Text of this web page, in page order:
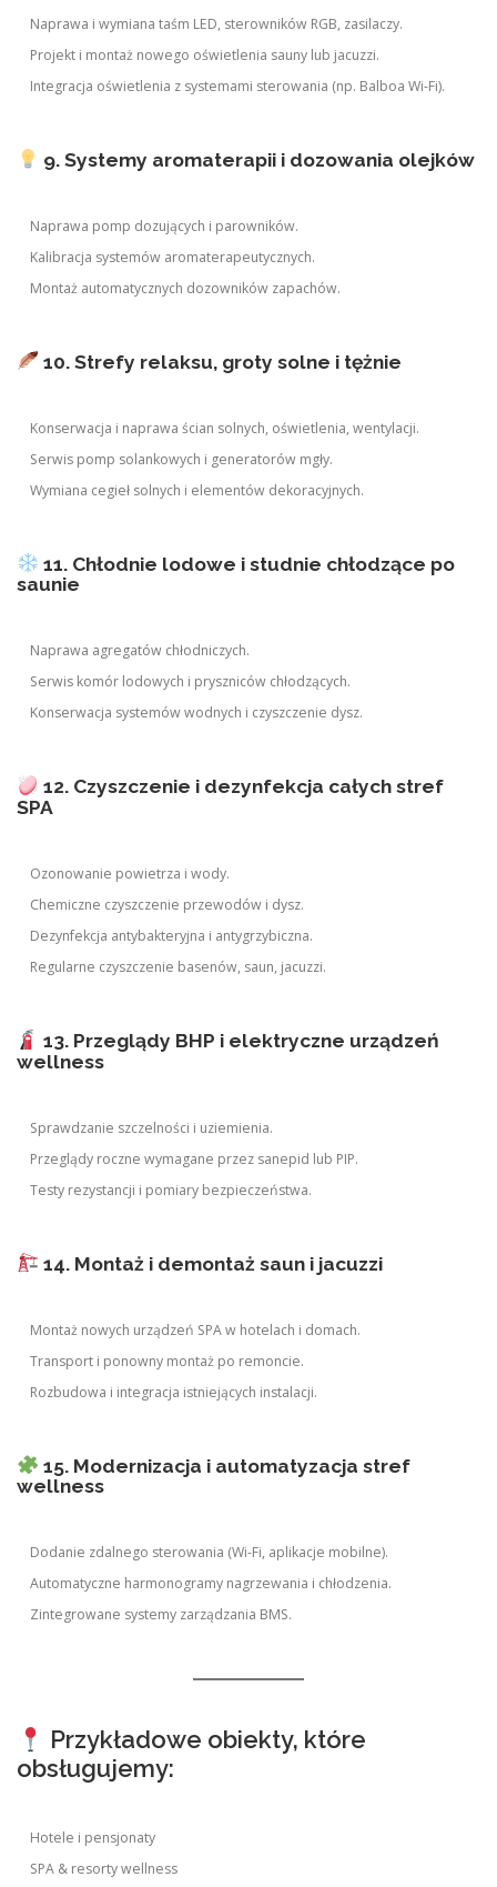
Naprawa i wymiana taśm LED, sterowników RGB, zasilaczy.
Projekt i montaż nowego oświetlenia sauny lub jacuzzi.
Integracja oświetlenia z systemami sterowania (np. Balboa Wi-Fi).
9. Systemy aromaterapii i dozowania olejków
Naprawa pomp dozujących i parowników.
Kalibracja systemów aromaterapeutycznych.
Montaż automatycznych dozowników zapachów.
10. Strefy relaksu, groty solne i tężnie
Konserwacja i naprawa ścian solnych, oświetlenia, wentylacji.
Serwis pomp solankowych i generatorów mgły.
Wymiana cegieł solnych i elementów dekoracyjnych.
11. Chłodnie lodowe i studnie chłodzące po
saunie
Naprawa agregatów chłodniczych.
Serwis komór lodowych i pryszniców chłodzących.
Konserwacja systemów wodnych i czyszczenie dysz.
12. Czyszczenie i dezynfekcja całych stref
SPA
Ozonowanie powietrza i wody.
Chemiczne czyszczenie przewodów i dysz.
Dezynfekcja antybakteryjna i antygrzybiczna.
Regularne czyszczenie basenów, saun, jacuzzi.
13. Przeglądy BHP i elektryczne urządzeń
wellness
Sprawdzanie szczelności i uziemienia.
Przeglądy roczne wymagane przez sanepid lub PIP.
Testy rezystancji i pomiary bezpieczeństwa.
14. Montaż i demontaż saun i jacuzzi
Montaż nowych urządzeń SPA w hotelach i domach.
Transport i ponowny montaż po remoncie.
Rozbudowa i integracja istniejących instalacji.
15. Modernizacja i automatyzacja stref
wellness
Dodanie zdalnego sterowania (Wi-Fi, aplikacje mobilne).
Automatyczne harmonogramy nagrzewania i chłodzenia.
Zintegrowane systemy zarządzania BMS.
Przykładowe obiekty, które
obsługujemy:
Hotele i pensjonaty
SPA & resorty wellness